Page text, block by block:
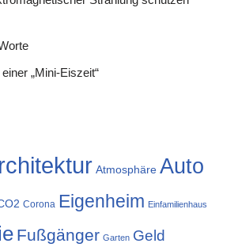
„Mini-Eiszeit“
Atmosphäre Auto
Corona Eigenheim Einfamilienhaus
Fußgänger Garten Geld